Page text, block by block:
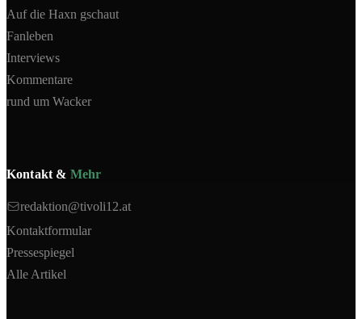
Auf die Haxn gschaut
Fanleben
Interviews
Kommentare
rund um Wacker
Kontakt & Mehr
redaktion@tivoli12.at
Kontaktformular
Pressespiegel
Alle Artikel